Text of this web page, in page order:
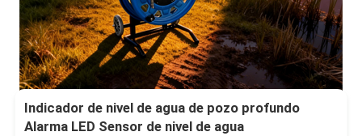
Indicador de nivel de agua de pozo profundo
Alarma LED Sensor de nivel de agua